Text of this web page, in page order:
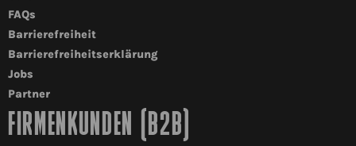
FAQs
Barrierefreiheit
Barrierefreiheitserklärung
Jobs
Partner
FIRMENKUNDEN (B2B)